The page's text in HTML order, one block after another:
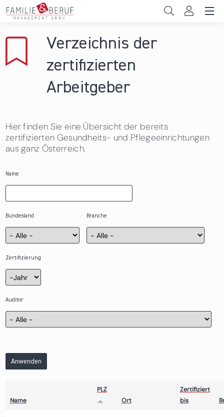
Direkt zum Inhalt
Gemeinden
Das sind wir
News & Events
Verzeichnis der
zertifizierten
Arbeitgeber
Hier finden Sie eine Übersicht der bereits
zertifizierten Gesundheits- und Pflegeeinrichtungen
aus ganz Österreich.
Name
Bundesland Branche
Zertifizierung
Zertifizierung
Jahr
Auditor
Anwenden
Name
PLZ
Ort
Zertifiziert
bis